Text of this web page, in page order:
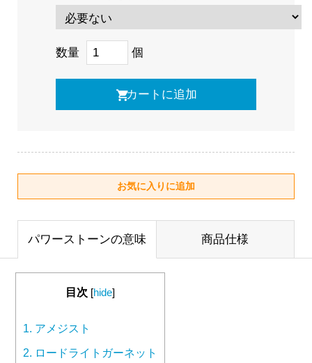
数量 個
パワーストーンの意味 商品仕様
目次 [hide]
1.
アメジスト
2.
ロードライトガーネット